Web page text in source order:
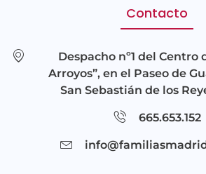
Contacto
Despacho nº1 del Centro
Arroyos”, en el Paseo de
San Sebastián de los
665.653.152